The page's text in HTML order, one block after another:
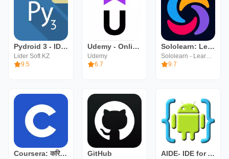
Pydroid 3 - IDE for Python 3
Lider Soft KZ
9.5
Udemy - Online Courses
Udemy
6.7
Sololearn: Learn to code
Sololearn - Learn to Code
9.7
Coursera: करियर में आगे बढ़ें GitHub AIDE- IDE for Android Java C++